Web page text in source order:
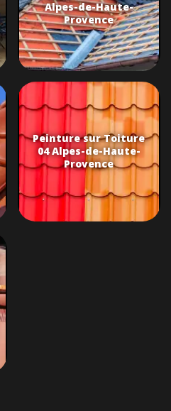
Alpes-de-Haute-
Provence
Peinture sur Toiture
04 Alpes-de-Haute-
Provence